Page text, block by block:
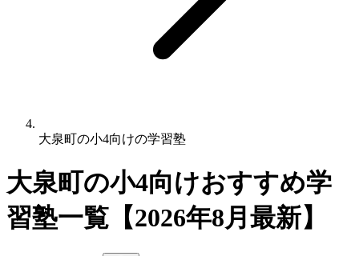
大泉町の小4向けの学習塾
大泉町の小4向けおすすめ学
習塾一覧【2026年8月最新】